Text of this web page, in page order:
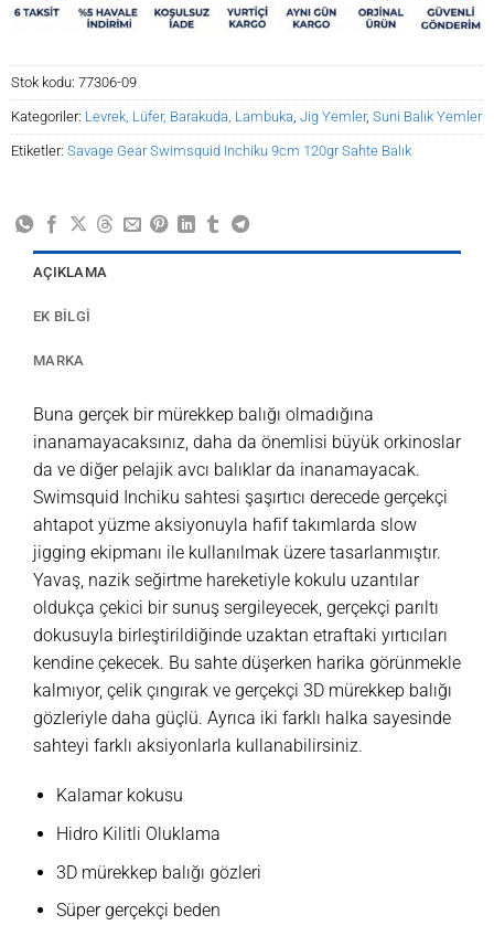
Stok kodu: 77306-09
Kategoriler: Levrek, Lüfer, Barakuda, Lambuka Jig Yemler, Suni Balık Yemler
Etiketler: Savage Gear Swimsquid Inchiku 9cm 120gr Sahte Balık
AÇIKLAMA
EK BILGI
MARKA
Buna gerçek bir mürekkep balığı olmadığına
inanamayacaksınız, daha da önemlisi büyük orkinoslar
da ve diğer pelajik avcı balıklar da inanamayacak.
Swimsquid Inchiku sahtesi şaşırtıcı derecede gerçekçi
ahtapot yüzme aksiyonuyla hafif takımlarda slow
jigging ekipmanı ile kullanılmak üzere tasarlanmıştır.
Yavaş, nazik seğirtme hareketiyle kokulu uzantılar
oldukça çekici bir sunuş sergileyecek, gerçekçi parıltı
dokusuyla birleştirildiğinde uzaktan etraftaki yırtıcıları
kendine çekecek. Bu sahte düşerken harika görünmekle
kalmıyor, çelik çıngırak ve gerçekçi 3D mürekkep balığı
gözleriyle daha güçlü. Ayrıca iki farklı halka sayesinde
sahteyi farklı aksiyonlarla kullanabilirsiniz.
Kalamar kokusu
Hidro Kilitli Oluklama
3D mürekkep balığı gözleri
Süper gerçekçi beden